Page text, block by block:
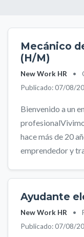
Mecánico
(H/M)
New Work HR •
Publicado: 07/08/
Bienvenido a un
hace más de 20
emprendedor y
Ayudante
New Work HR •
Publicado: 07/08/